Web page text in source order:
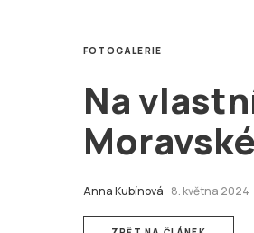
Na
Anna Kubínová 8. května 2024
FOTOGALERIE